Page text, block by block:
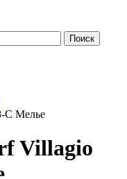
С Мелье
Villagio